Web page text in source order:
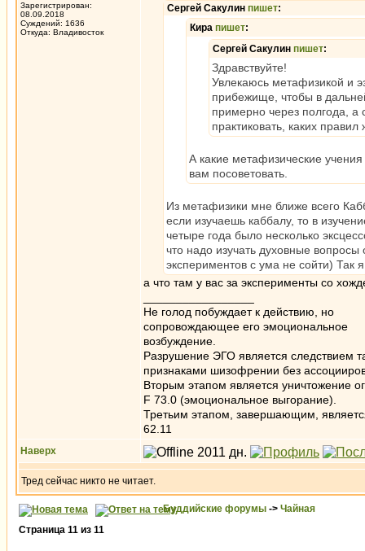
Зарегистрирован:
08.09.2018
Суждений: 1636
Откуда: Владивосток
Сергей Сакулин пишет:
Кира пишет:
Сергей Сакулин пишет:
Здравствуйте!
Увлекаюсь метафизикой и
прибежище, чтобы в
примерно через полгода, а
практиковать, каких
А какие метафизические
вам посоветовать.
Из метафизики мне ближе всего
если изучаешь каббалу, то в
четыре года было несколько
что надо изучать духовные
экспериментов с ума не сойти) Так
а что там у вас за эксперименты со
Не голод побуждает к действию, но
сопровождающее его эмоциональное
возбуждение.
Разрушение ЭГО является следствием
признаками шизофрении без
Вторым этапом является уничтожение
F 73.0 (эмоциональное выгорание).
Третьим этапом, завершающим,
62.11
Наверх
Тред сейчас никто не читает.
Буддийские форумы -> Чайная
Страница 11 из 11